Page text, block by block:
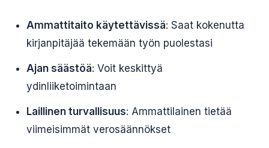
Ammattitaito käytettävissä: Saat kokenutta
kirjanpitäjää tekemään työn puolestasi
Ajan säästöä: Voit keskittyä
ydinliiketoimintaan
Laillinen turvallisuus: Ammattilainen tietää
viimeisimmät verosäännökset